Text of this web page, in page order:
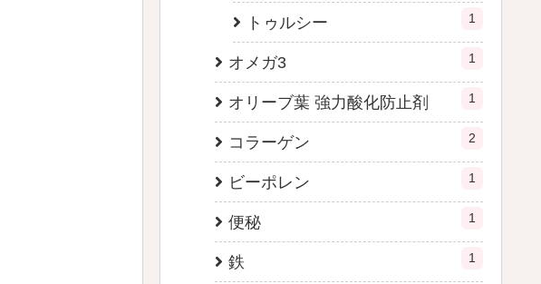
トゥルシー 1
オメガ3 1
オリーブ葉 強力酸化防止剤 1
コラーゲン 2
ビーポレン 1
便秘 1
鉄 1